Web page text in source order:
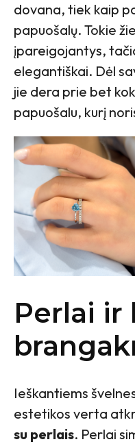
dovana, tiek kaip
papuošalų. Tokie
įpareigojantys,
elegantiškai. Dėl
jie dera prie bet
papuošalu, kurį
Perlai ir
Ieškantiems
estetikos verta
su perlais. Perlai